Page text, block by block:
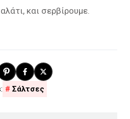
και σερβίρουμε.
Σάλτσες